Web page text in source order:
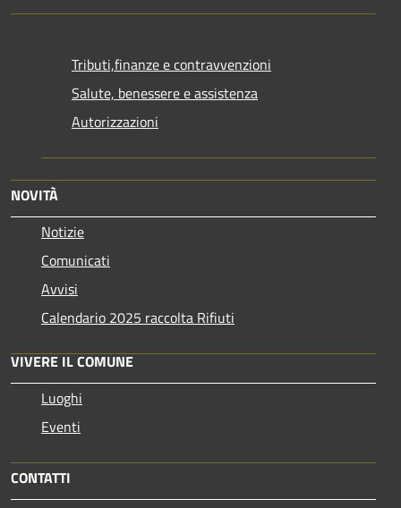
Tributi,finanze e contravvenzioni
Salute, benessere e assistenza
Autorizzazioni
NOVITÀ
Notizie
Comunicati
Avvisi
Calendario 2025 raccolta Rifiuti
VIVERE IL COMUNE
Luoghi
Eventi
CONTATTI